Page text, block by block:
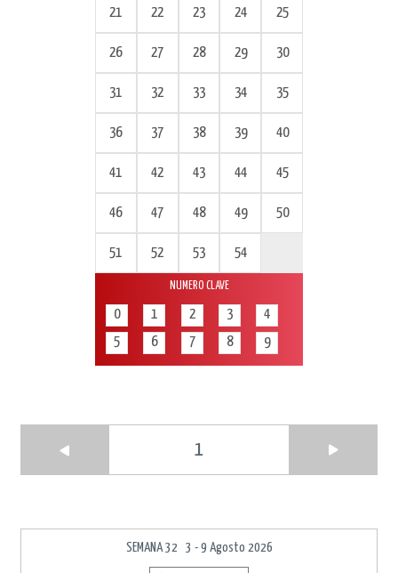
21 22 23 24 25
26 27 28 29 30
31 32 33 34 35
36 37 38 39 40
41 42 43 44 45
46 47 48 49 50
51 52 53 54
NUMERO CLAVE
0 1 2 3
4
5
6 7 8 9
1
SEMANA 32 3 - 9 Agosto 2026